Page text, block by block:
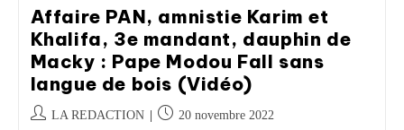
Affaire PAN, amnistie Karim et
Khalifa, 3e mandant, dauphin de
Macky : Pape Modou Fall sans
langue de bois (Vidéo)
LA REDACTION 20 novembre 2022